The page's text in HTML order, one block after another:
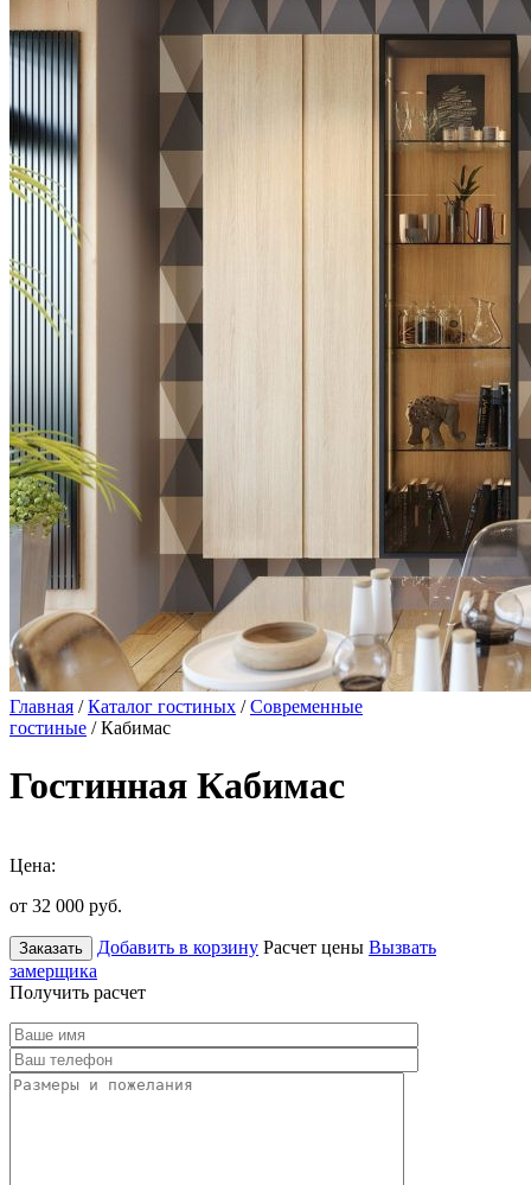
Главная /Каталог гостиных /Современные
гостиные / Кабимас
Гостинная Кабимас
Цена:
от 32 000 руб.
Заказать Добавить в корзину Расчет цены Вызвать
замерщика
Получить расчет